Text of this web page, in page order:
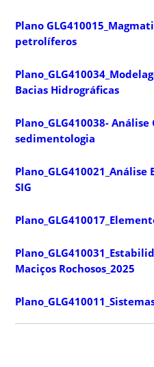
Plano
petrolíferos
Bacias Hidrográficas
Plano_GLG410038- Análise
sedimentologia
SIG
Maciços Rochosos_2025